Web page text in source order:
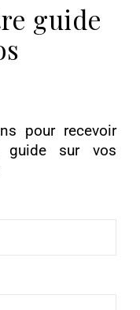
guide
pour recevoir
guide sur vos